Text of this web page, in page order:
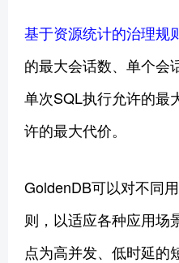
基于资源统计的治理规
的最大会话数、单个会
单次SQL执行允许的最
许的最大代价。
GoldenDB可以对不同
则，以适应各种应用场
点为高并发、低时延的